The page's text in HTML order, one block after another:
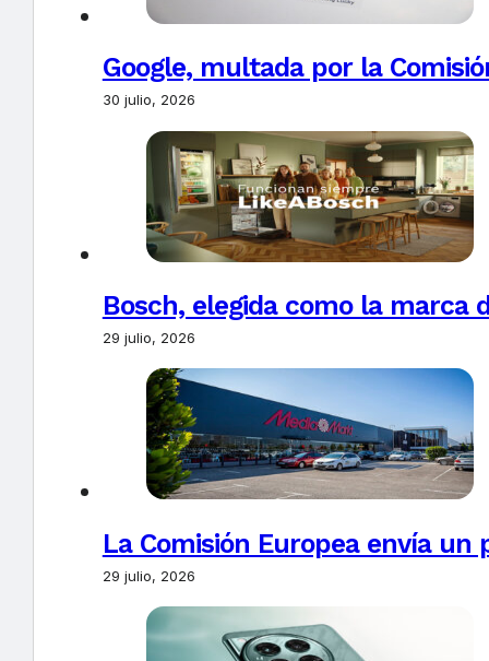
Google, multada por la
30 julio, 2026
Bosch, elegida como la marca
29 julio, 2026
La Comisión Europea envía un
29 julio, 2026